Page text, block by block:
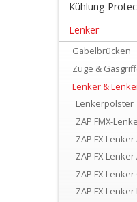
Schmierstoffe
Armaturen
Kühlung
Lenker
Gabelbrücken
Züge &
Lenker &
Lenkerpolster
ZAP FMX-
ZAP FX-Lenker
ZAP FX-Lenker
ZAP FX-Lenker
ZAP FX-Lenker